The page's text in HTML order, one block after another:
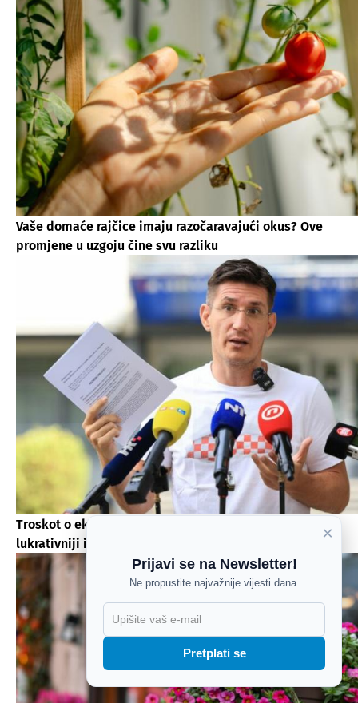
Vaše domaće rajčice imaju razočaravajući okus? Ove
promjene u uzgoju čine svu razliku
Troskot o eko krizi u Gospiću: “Opasan otpad puno
lukrativniji i unosniji biznis od kokaina”
×
Prijavi se na Newsletter!
Ne propustite najvažnije vijesti dana.
Pretplati se